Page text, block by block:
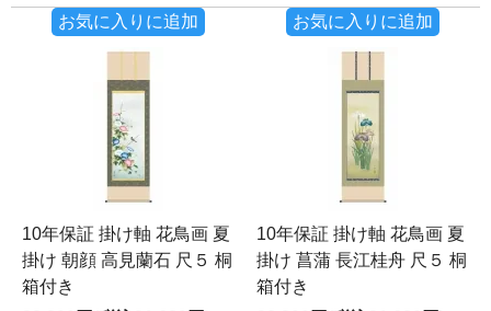
お気に入りに追加 お気に入りに追加
10年保証 掛け軸 花鳥画 夏
掛け 朝顔 高見蘭石 尺５ 桐
箱付き
10年保証 掛け軸 花鳥画 夏
掛け 菖蒲 長江桂舟 尺５ 桐
箱付き